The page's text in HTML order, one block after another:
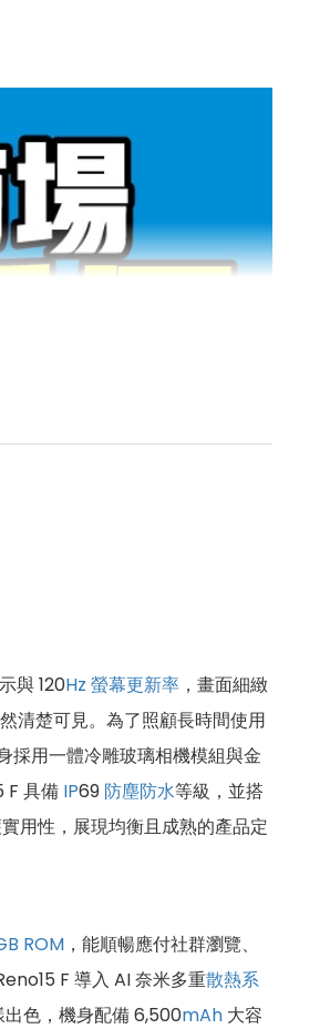
與 120Hz 螢幕更新率 ，畫面細緻
清楚可見。為了照顧長時間使用
採用一體冷雕玻璃相機模組與金
F 具備 IP69 防塵防水等級，並搭
用性，展現均衡且成熟的產品定
ROM ，能順暢應付社群瀏覽、
F 導入 AI 奈米多重散熱系
出色，機身配備 6,500mAh 大容